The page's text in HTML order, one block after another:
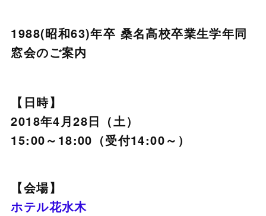
1988(昭和63)年卒 桑名高校卒業生学年同
窓会のご案内
【日時】
2018年4月28日（土）
15:00～18:00（受付14:00～）
【会場】
ホテル花水木